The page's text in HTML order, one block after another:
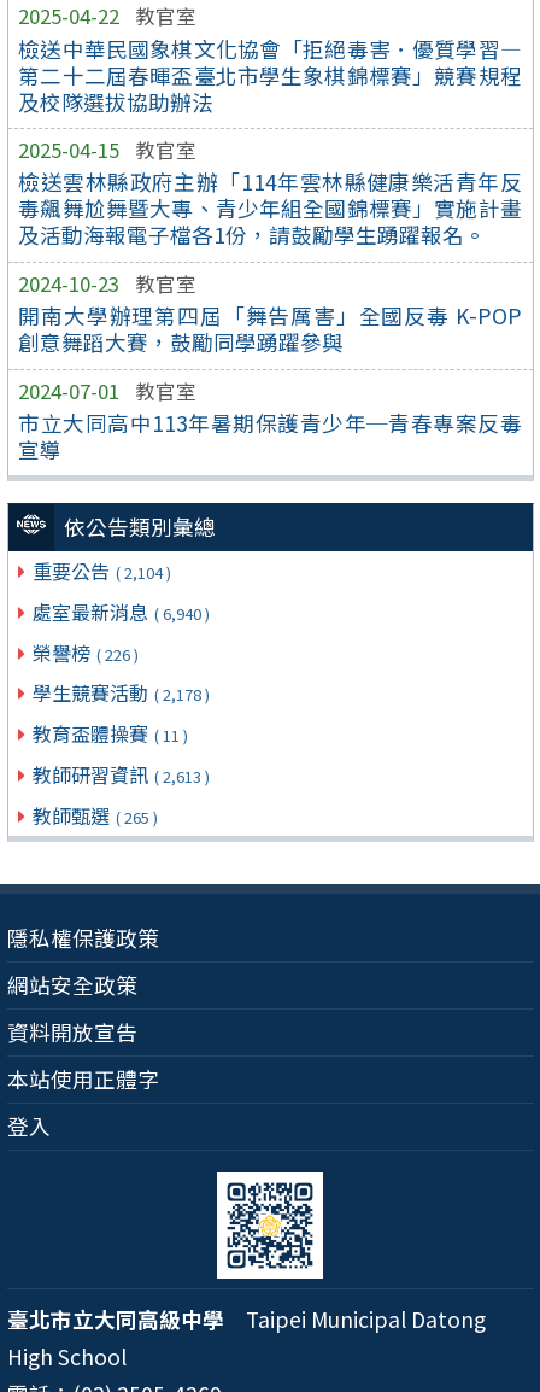
2025-04-22 教官室
檢送中華民國象棋文化協會「拒絕毒害．優質學習—
第二十二屆春暉盃臺北市學生象棋錦標賽」競賽規程
及校隊選拔協助辦法
2025-04-15 教官室
檢送雲林縣政府主辦「114年雲林縣健康樂活青年反
毒飆舞尬舞暨大專、青少年組全國錦標賽」實施計畫
及活動海報電子檔各1份，請鼓勵學生踴躍報名。
2024-10-23 教官室
開南大學辦理第四屆「舞告厲害」全國反毒 K-POP
創意舞蹈大賽，鼓勵同學踴躍參與
2024-07-01 教官室
市立大同高中113年暑期保護青少年─青春專案反毒
宣導
依公告類別彙總
重要公告 ( 2,104 )
處室最新消息 ( 6,940 )
榮譽榜 ( 226 )
學生競賽活動 ( 2,178 )
教育盃體操賽 ( 11 )
教師研習資訊 ( 2,613 )
教師甄選 ( 265 )
隱私權保護政策
網站安全政策
資料開放宣告
本站使用正體字
登入
臺北市立大同高級中學 Taipei Municipal Datong
High School